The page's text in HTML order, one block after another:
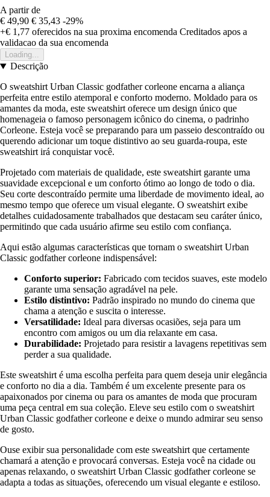
A partir de
€ 49,90 € 35,43 -29%
+€ 1,77 oferecidos na sua proxima encomenda Creditados apos a
validacao da sua encomenda
Loading...
Descrição
O sweatshirt Urban Classic godfather corleone encarna a aliança
perfeita entre estilo atemporal e conforto moderno. Moldado para os
amantes da moda, este sweatshirt oferece um design único que
homenageia o famoso personagem icônico do cinema, o padrinho
Corleone. Esteja você se preparando para um passeio descontraído ou
querendo adicionar um toque distintivo ao seu guarda-roupa, este
sweatshirt irá conquistar você.
Projetado com materiais de qualidade, este sweatshirt garante uma
suavidade excepcional e um conforto ótimo ao longo de todo o dia.
Seu corte descontraído permite uma liberdade de movimento ideal, ao
mesmo tempo que oferece um visual elegante. O sweatshirt exibe
detalhes cuidadosamente trabalhados que destacam seu caráter único,
permitindo que cada usuário afirme seu estilo com confiança.
Aqui estão algumas características que tornam o sweatshirt Urban
Classic godfather corleone indispensável:
Conforto superior: Fabricado com tecidos suaves, este modelo
garante uma sensação agradável na pele.
Estilo distintivo: Padrão inspirado no mundo do cinema que
chama a atenção e suscita o interesse.
Versatilidade: Ideal para diversas ocasiões, seja para um
encontro com amigos ou um dia relaxante em casa.
Durabilidade: Projetado para resistir a lavagens repetitivas sem
perder a sua qualidade.
Este sweatshirt é uma escolha perfeita para quem deseja unir elegância
e conforto no dia a dia. Também é um excelente presente para os
apaixonados por cinema ou para os amantes de moda que procuram
uma peça central em sua coleção. Eleve seu estilo com o sweatshirt
Urban Classic godfather corleone e deixe o mundo admirar seu senso
de gosto.
Ouse exibir sua personalidade com este sweatshirt que certamente
chamará a atenção e provocará conversas. Esteja você na cidade ou
apenas relaxando, o sweatshirt Urban Classic godfather corleone se
adapta a todas as situações, oferecendo um visual elegante e estiloso.